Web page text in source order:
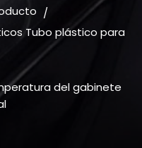
/
Tubo plástico para
del gabinete